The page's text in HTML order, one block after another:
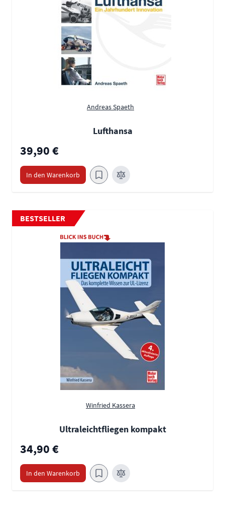
Andreas Spaeth
Lufthansa
39,90 €
In den Warenkorb
BESTSELLER
Winfried Kassera
Ultraleichtfliegen kompakt
34,90 €
In den Warenkorb